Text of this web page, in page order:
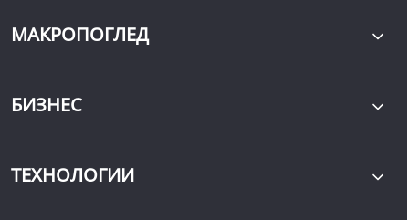
МАКРОПОГЛЕД
БИЗНЕС
ТЕХНОЛОГИИ